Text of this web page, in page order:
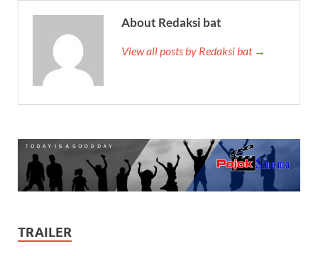
About Redaksi bat
View all posts by Redaksi bat →
TRAILER